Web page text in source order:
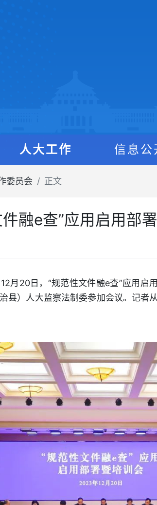
人大工作 信息公
委员会 正文
融e查”应用启用部
20日，“规范性文件融e查”应用启
县）人大监察法制委参加会议。记者